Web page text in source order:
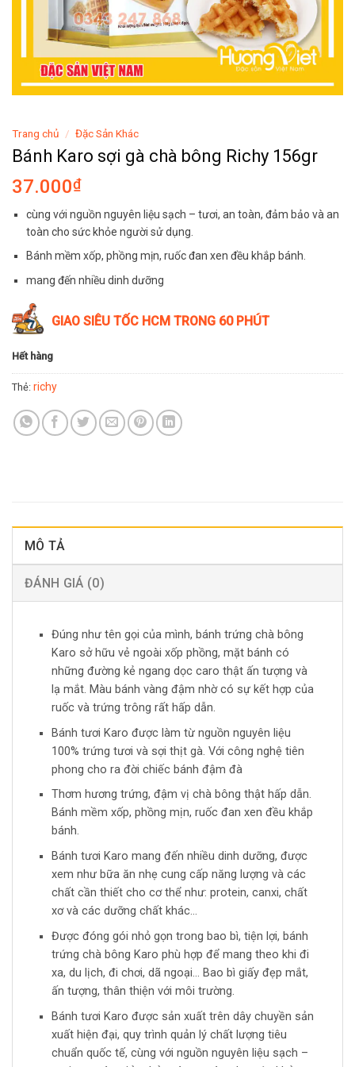
Trang chủ / Đặc Sản Khác
Bánh Karo sợi gà chà bông Richy 156gr
37.000₫
cùng với nguồn nguyên liệu sạch – tươi, an toàn, đảm bảo và an
toàn cho sức khỏe người sử dụng.
Bánh mềm xốp, phồng mịn, ruốc đan xen đều khắp bánh.
mang đến nhiều dinh dưỡng
GIAO SIÊU TỐC HCM TRONG 60 PHÚT
Hết hàng
Thẻ: richy
MÔ TẢ
ĐÁNH GIÁ (0)
Đúng như tên gọi của mình, bánh trứng chà bông
Karo sở hữu vẻ ngoài xốp phồng, mặt bánh có
những đường kẻ ngang dọc caro thật ấn tượng và
lạ mắt. Màu bánh vàng đậm nhờ có sự kết hợp của
ruốc và trứng trông rất hấp dẫn.
Bánh tươi Karo được làm từ nguồn nguyên liệu
100% trứng tươi và sợi thịt gà. Với công nghệ tiên
phong cho ra đời chiếc bánh đậm đà
Thơm hương trứng, đậm vị chà bông thật hấp dẫn.
Bánh mềm xốp, phồng mịn, ruốc đan xen đều khắp
bánh.
Bánh tươi Karo mang đến nhiều dinh dưỡng, được
xem như bữa ăn nhẹ cung cấp năng lượng và các
chất cần thiết cho cơ thể như: protein, canxi, chất
xơ và các dưỡng chất khác…
Được đóng gói nhỏ gọn trong bao bì, tiện lợi, bánh
trứng chà bông Karo phù hợp để mang theo khi đi
xa, du lịch, đi chơi, dã ngoại… Bao bì giấy đẹp mắt,
ấn tượng, thân thiện với môi trường.
Bánh tươi Karo được sản xuất trên dây chuyền sản
xuất hiện đại, quy trình quản lý chất lượng tiêu
chuẩn quốc tế, cùng với nguồn nguyên liệu sạch –